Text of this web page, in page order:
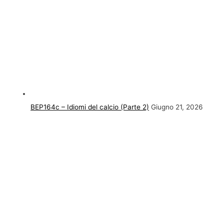
BEP164c – Idiomi del calcio (Parte 2) Giugno 21, 2026